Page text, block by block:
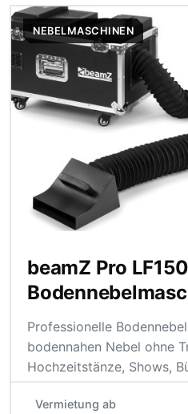
NEBELMASCHINEN
beamZ Pro
Professionelle
bodennahen Nebel ohne
Hochzeitstänze, Shows,
Vermietung ab